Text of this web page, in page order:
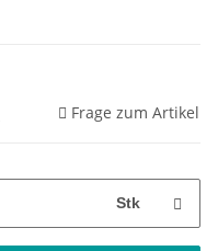
Frage zum Artikel
Stk